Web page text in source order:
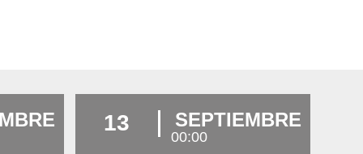
13 SEPTIEMBRE
00:00